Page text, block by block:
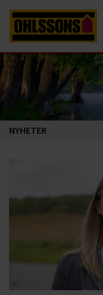
NYHETER